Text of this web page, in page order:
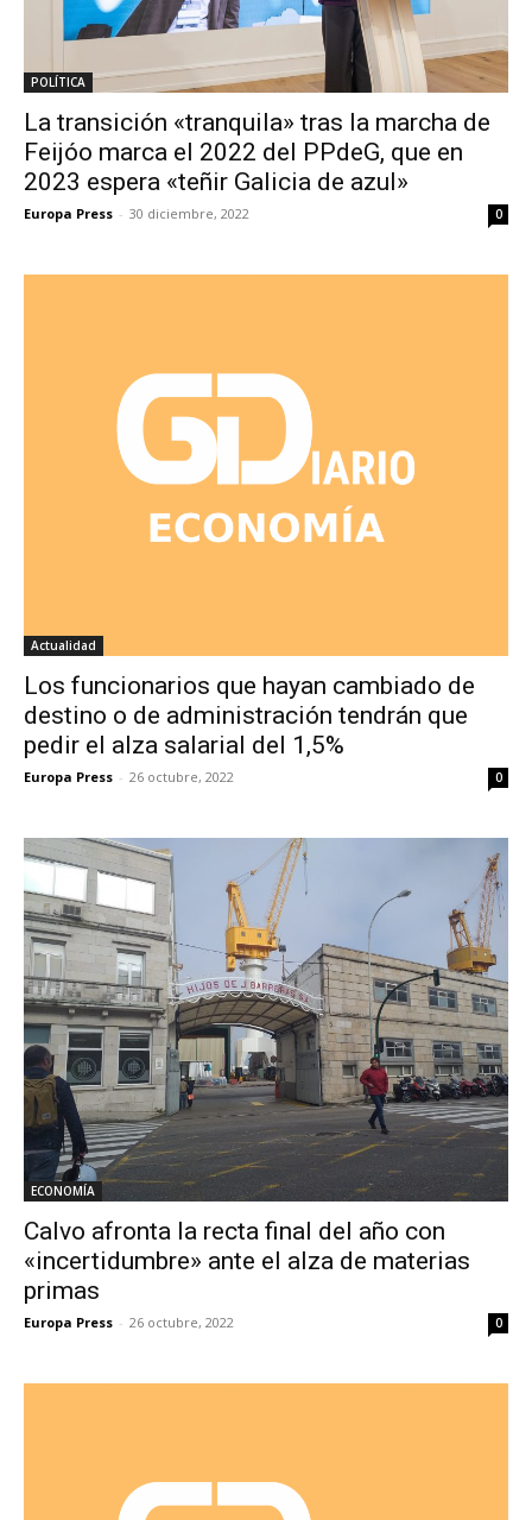
POLÍTICA
La transición «tranquila» tras la marcha de
Feijóo marca el 2022 del PPdeG, que en
2023 espera «teñir Galicia de azul»
Europa Press - 30 diciembre, 2022 0
Actualidad
Los funcionarios que hayan cambiado de
destino o de administración tendrán que
pedir el alza salarial del 1,5%
Europa Press - 26 octubre, 2022 0
ECONOMÍA
Calvo afronta la recta final del año con
«incertidumbre» ante el alza de materias
primas
Europa Press - 26 octubre, 2022 0